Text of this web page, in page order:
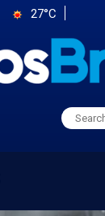
27°C
Search
for: